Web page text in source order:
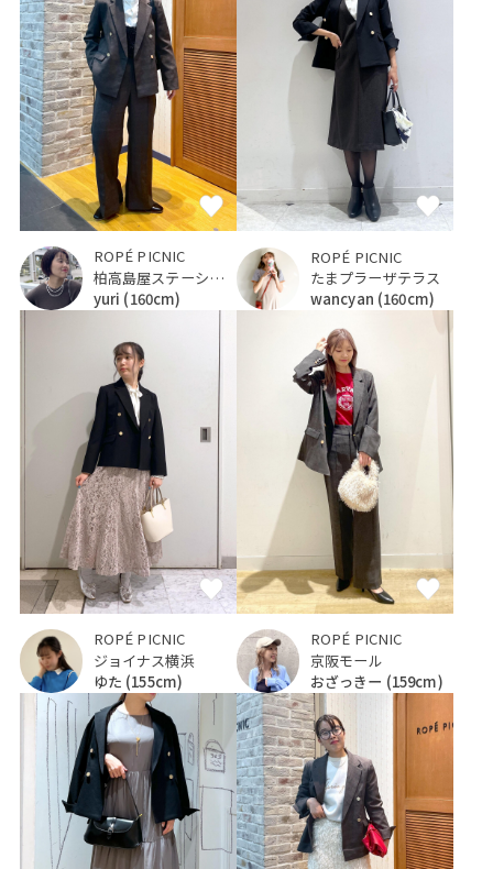
ROPÉ PICNIC
柏高島屋ステーションモール
yuri (160cm)
ROPÉ PICNIC
たまプラーザテラス
wancyan (160cm)
ROPÉ PICNIC
ジョイナス横浜
ゆた (155cm)
ROPÉ PICNIC
京阪モール
おざっきー (159cm)